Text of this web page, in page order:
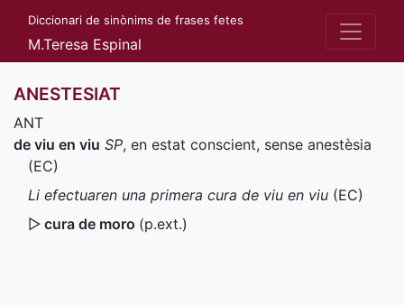
Diccionari de sinònims de frases fetes
M.Teresa Espinal
ANESTESIAT
ANT
de viu en viu SP, en estat conscient, sense anestèsia
(EC)
Li efectuaren una primera cura de viu en viu (EC)
▷ cura de moro (p.ext.)